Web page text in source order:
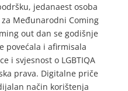
jedanaest osoba
Međunarodni Coming
out dan se godišnje
povećala i afirmisala
i svjesnost o LGBTIQA
prava. Digitalne priče
način korištenja